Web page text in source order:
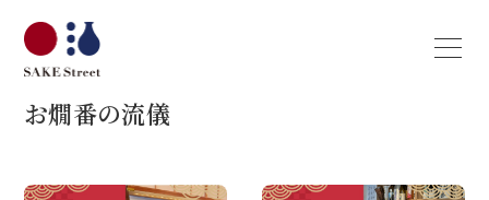
お燗番の流儀